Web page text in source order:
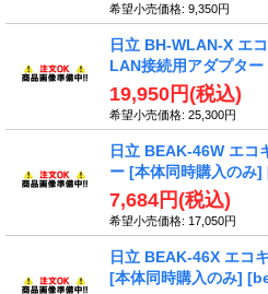
希望小売価格: 9,350円
日立 BH-WLAN-X エ
LAN接続用アダプター
19,950円 (税込)
希望小売価格: 25,300円
日立 BEAK-46W エコ
ー [本体同時購入のみ]
7,684円 (税込)
希望小売価格: 17,050円
日立 BEAK-46X エコ
[本体同時購入のみ]